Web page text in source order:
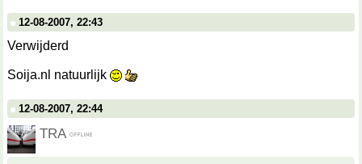
12-08-2007, 22:43
Verwijderd
Soija.nl natuurlijk
12-08-2007, 22:44
TRA